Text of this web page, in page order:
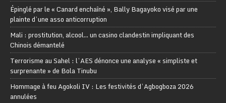
Épinglé par le « Canard enchaîné », Bally Bagayoko visé par une
plainte d’une asso anticorruption
Mali : prostitution, alcool… un casino clandestin impliquant des
Chinois démantelé
Terrorisme au Sahel : l’AES dénonce une analyse « simpliste et
surprenante » de Bola Tinubu
Hommage à feu Agokoli IV : Les festivités d’Agbogboza 2026
annulées